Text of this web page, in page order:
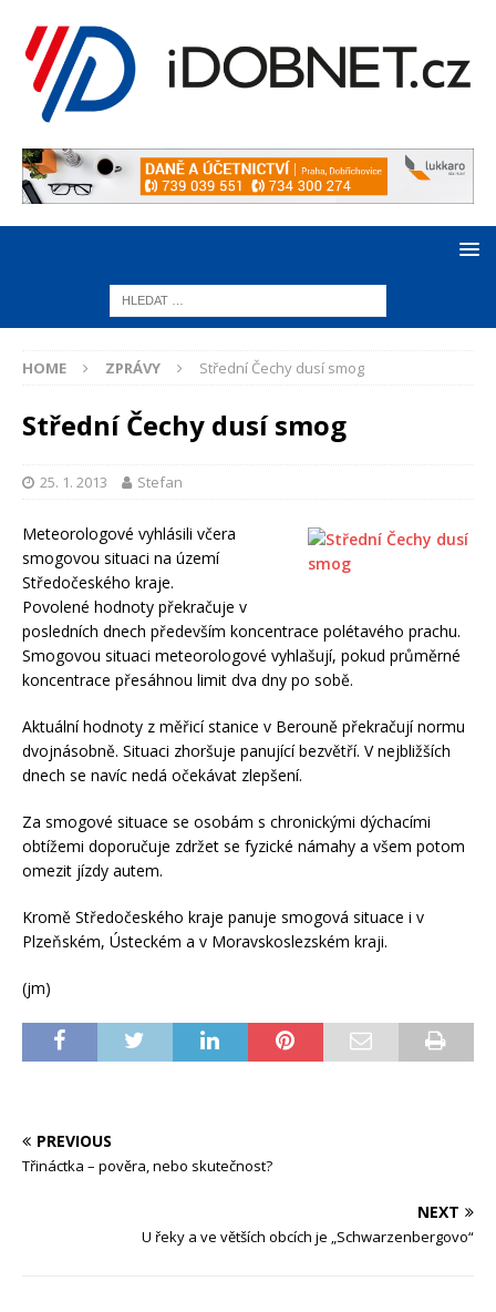
HOME ZPRÁVY Střední Čechy dusí smog
Střední Čechy dusí smog
25. 1. 2013 Stefan
Meteorologové vyhlásili včera
smogovou situaci na území
Středočeského kraje.
Povolené hodnoty překračuje v
posledních dnech především koncentrace polétavého prachu.
Smogovou situaci meteorologové vyhlašují, pokud průměrné
koncentrace přesáhnou limit dva dny po sobě.
Aktuální hodnoty z měřicí stanice v Berouně překračují normu
dvojnásobně. Situaci zhoršuje panující bezvětří. V nejbližších
dnech se navíc nedá očekávat zlepšení.
Za smogové situace se osobám s chronickými dýchacími
obtížemi doporučuje zdržet se fyzické námahy a všem potom
omezit jízdy autem.
Kromě Středočeského kraje panuje smogová situace i v
Plzeňském, Ústeckém a v Moravskoslezském kraji.
(jm)
PREVIOUS
Třináctka – pověra, nebo skutečnost?
NEXT
U řeky a ve větších obcích je „Schwarzenbergovo“